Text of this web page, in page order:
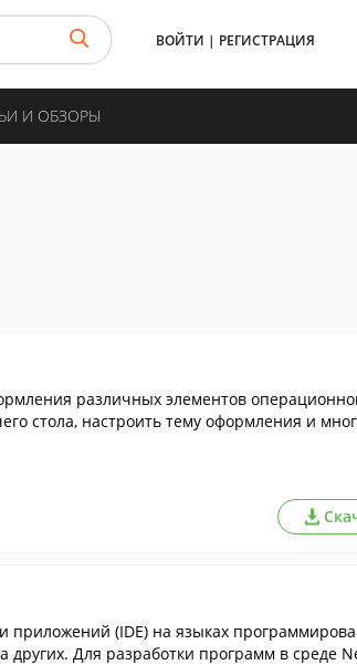
ВОЙТИ | РЕГИСТРАЦИЯ
И ОБЗОРЫ
различных элементов
стола, настроить тему оформления и
приложений (IDE) на языках
других. Для разработки программ в среде